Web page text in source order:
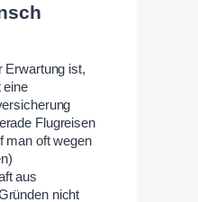
Erwartung ist,
eine
Flugreisen
man oft wegen
aus
nicht